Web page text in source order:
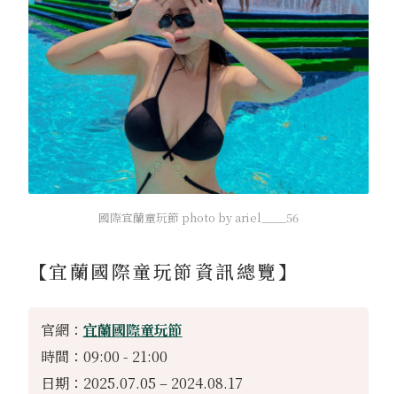
國際宜蘭童玩節 photo by ariel____56
【宜蘭國際童玩節資訊總覽】
官網： 宜蘭國際童玩節
時間：09:00 - 21:00
日期：2025.07.05 – 2024.08.17